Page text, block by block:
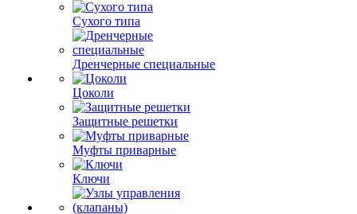
Сухого типа
Дренчерные специальные
Цоколи
Защитные решетки
Муфты приварные
Ключи